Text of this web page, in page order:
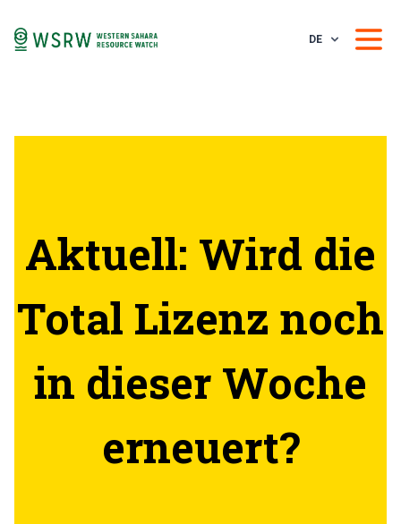
DE
Aktuell: Wird die
Total Lizenz noch
in dieser Woche
erneuert?